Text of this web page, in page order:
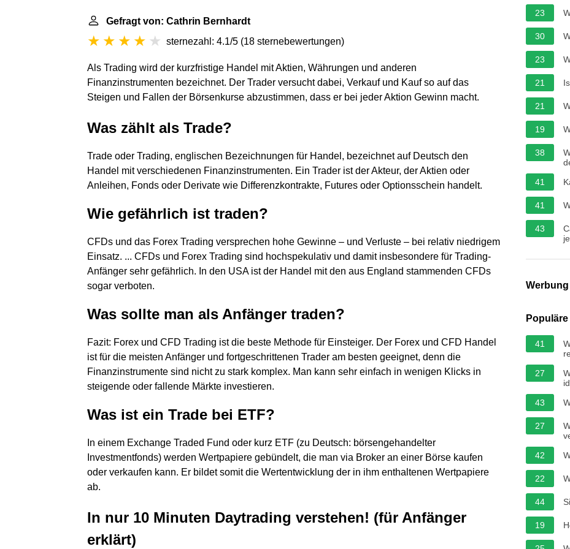
Gefragt von: Cathrin Bernhardt
sternezahl: 4.1/5 (18 sternebewertungen)
Als Trading wird der kurzfristige Handel mit Aktien, Währungen und anderen
Finanzinstrumenten bezeichnet. Der Trader versucht dabei, Verkauf und Kauf so auf das
Steigen und Fallen der Börsenkurse abzustimmen, dass er bei jeder Aktion Gewinn macht.
Was zählt als Trade?
Trade oder Trading, englischen Bezeichnungen für Handel, bezeichnet auf Deutsch den
Handel mit verschiedenen Finanzinstrumenten. Ein Trader ist der Akteur, der Aktien oder
Anleihen, Fonds oder Derivate wie Differenzkontrakte, Futures oder Optionsschein handelt.
Wie gefährlich ist traden?
CFDs und das Forex Trading versprechen hohe Gewinne – und Verluste – bei relativ niedrigem
Einsatz. ... CFDs und Forex Trading sind hochspekulativ und damit insbesondere für Trading-
Anfänger sehr gefährlich. In den USA ist der Handel mit den aus England stammenden CFDs
sogar verboten.
Was sollte man als Anfänger traden?
Fazit: Forex und CFD Trading ist die beste Methode für Einsteiger. Der Forex und CFD Handel
ist für die meisten Anfänger und fortgeschrittenen Trader am besten geeignet, denn die
Finanzinstrumente sind nicht zu stark komplex. Man kann sehr einfach in wenigen Klicks in
steigende oder fallende Märkte investieren.
Was ist ein Trade bei ETF?
In einem Exchange Traded Fund oder kurz ETF (zu Deutsch: börsengehandelter
Investmentfonds) werden Wertpapiere gebündelt, die man via Broker an einer Börse kaufen
oder verkaufen kann. Er bildet somit die Wertentwicklung der in ihm enthaltenen Wertpapiere
ab.
In nur 10 Minuten Daytrading verstehen! (für Anfänger
erklärt)
23
30
23
21
21
19
38
41
41
43
Werbung
41
27
43
27
42
22
44
19